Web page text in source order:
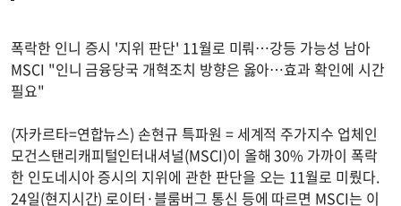
폭락한 인니 증시 '지위 판단' 11월로 미뤄…강등 가능성 남아
MSCI "인니 금융당국 개혁조치 방향은 옳아…효과 확인에 시간
필요"
(자카르타=연합뉴스) 손현규 특파원 = 세계적 주가지수 업체인
모건스탠리캐피털인터내셔널(MSCI)이 올해 30% 가까이 폭락
한 인도네시아 증시의 지위에 관한 판단을 오는 11월로 미뤘다.
24일(현지시간) 로이터·블룸버그 통신 등에 따르면 MSCI는 이